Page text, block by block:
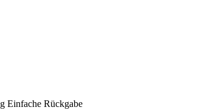
Einfache Rückgabe